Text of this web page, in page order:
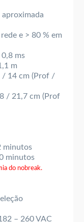
aproximada
e > 80 % em
ms
m
/ 14 cm (Prof /
/ 21,7 cm (Prof
minutos
minutos
do nobreak.
– 260 VAC